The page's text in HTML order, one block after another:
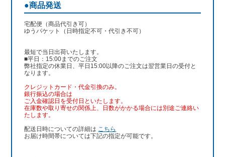
●商品発送
宅配便（商品代引き可）
ゆうパケット（日時指定不可・代引き不可）
最短で当日出荷いたします。
■平日：15:00までのご注文
弊社指定の休業日、平日15:00以降のご注文は翌営業日の受付と
なります。
クレジットカード・代金引換のみ。
銀行振込の場合は
ご入金確認日を受付日といたします。
在庫数や取り寄せの関係上、日数がかかる場合には別途ご連絡い
たします。
配送日時についての詳細は こちら
お届け時間帯については下記の指定が可能です。